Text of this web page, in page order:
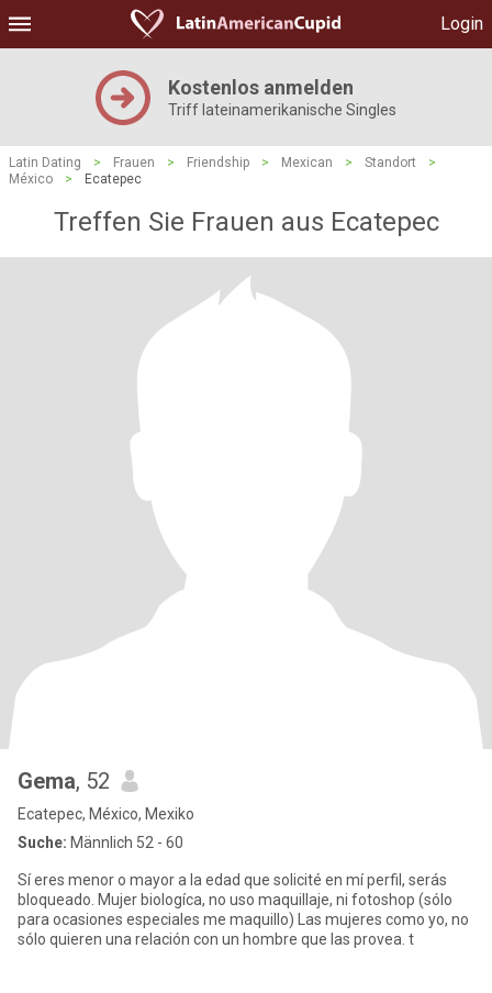
Login
Kostenlos anmelden
Triff lateinamerikanische Singles
Latin Dating > Frauen > Friendship > Mexican > Standort
>
México
> Ecatepec
Treffen Sie Frauen aus Ecatepec
Gema, 52
Ecatepec, México, Mexiko
Suche: Männlich 52 - 60
Sí eres menor o mayor a la edad que solicité en mí perfil, serás
bloqueado. Mujer biologíca, no uso maquillaje, ni fotoshop (sólo
para ocasiones especiales me maquillo) Las mujeres como yo, no
sólo quieren una relación con un hombre que las provea. t